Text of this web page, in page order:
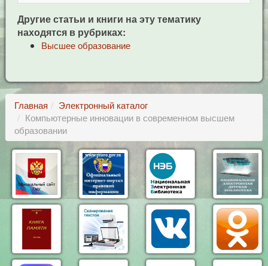
Другие статьи и книги на эту тематику
находятся в рубриках:
Высшее образование
Главная
Электронный каталог
Компьютерные инновации в современном высшем
образовании